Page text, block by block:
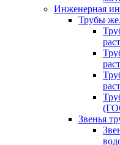
Инженерная
Трубы
Звенья